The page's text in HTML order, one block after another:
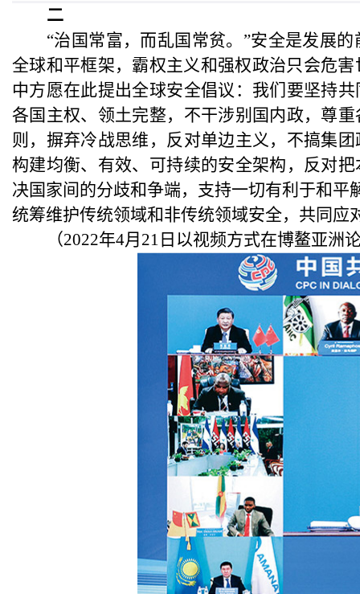
二
“治国常富，而乱国常贫。”安全是发展
全球和平框架，霸权主义和强权政治只会危
中方愿在此提出全球安全倡议：我们要坚持
各国主权、领土完整，不干涉别国内政，尊
则，摒弃冷战思维，反对单边主义，不搞集
构建均衡、有效、可持续的安全架构，反对
决国家间的分歧和争端，支持一切有利于和平
统筹维护传统领域和非传统领域安全，共同
（2022年4月21日以视频方式在博鳌亚洲